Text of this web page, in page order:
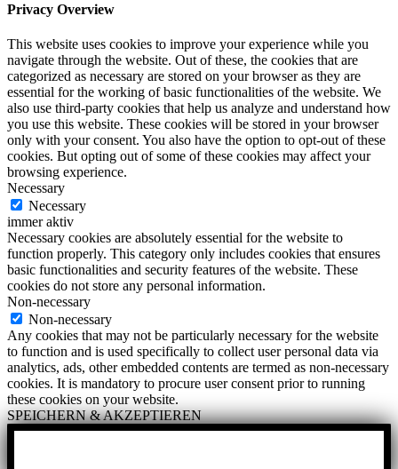
Privacy Overview
This website uses cookies to improve your experience while you
navigate through the website. Out of these, the cookies that are
categorized as necessary are stored on your browser as they are
essential for the working of basic functionalities of the website. We
also use third-party cookies that help us analyze and understand how
you use this website. These cookies will be stored in your browser
only with your consent. You also have the option to opt-out of these
cookies. But opting out of some of these cookies may affect your
browsing experience.
Necessary
Necessary
immer aktiv
Necessary cookies are absolutely essential for the website to
function properly. This category only includes cookies that ensures
basic functionalities and security features of the website. These
cookies do not store any personal information.
Non-necessary
Non-necessary
Any cookies that may not be particularly necessary for the website
to function and is used specifically to collect user personal data via
analytics, ads, other embedded contents are termed as non-necessary
cookies. It is mandatory to procure user consent prior to running
these cookies on your website.
SPEICHERN & AKZEPTIEREN